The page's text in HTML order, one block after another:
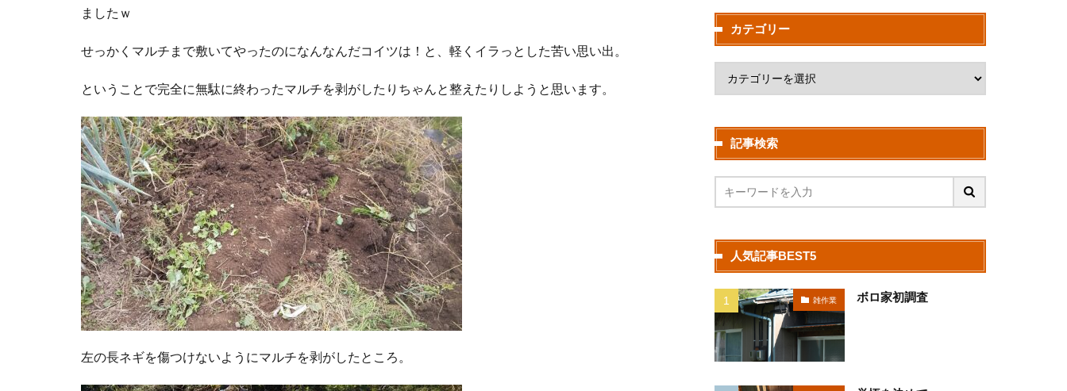
ましたｗ
せっかくマルチまで敷いてやったのになんなんだコイツは！と、軽くイラっとした苦い思い出。
ということで完全に無駄に終わったマルチを剥がしたりちゃんと整えたりしようと思います。
左の長ネギを傷つけないようにマルチを剥がしたところ。
カテゴリー
記事検索
人気記事BEST5
雑作業 ボロ家初調査